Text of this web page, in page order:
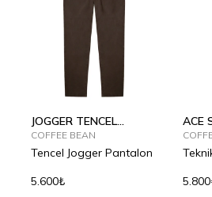
JOGGER TENCEL
SUMMER
COFFEE BEAN
Tencel Jogger Pantalon
5.600₺
ACE